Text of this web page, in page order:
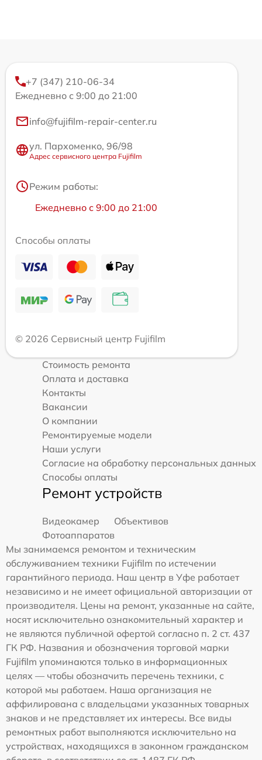
+7 (347) 210-06-34
Ежедневно с 9:00 до 21:00
info@fujifilm-repair-center.ru
ул. Пархоменко, 96/98
Адрес сервисного центра Fujifilm
Режим работы:
Ежедневно с 9:00 до 21:00
Способы оплаты
© 2026 Сервисный центр Fujifilm
Стоимость ремонта
Оплата и доставка
Контакты
Вакансии
О компании
Ремонтируемые модели
Наши услуги
Согласие на обработку персональных данных
Способы оплаты
Ремонт устройств
Видеокамер
Объективов
Фотоаппаратов
Мы занимаемся ремонтом и техническим
обслуживанием техники Fujifilm по истечении
гарантийного периода. Наш центр в Уфе работает
независимо и не имеет официальной авторизации от
производителя. Цены на ремонт, указанные на сайте,
носят исключительно ознакомительный характер и
не являются публичной офертой согласно п. 2 ст. 437
ГК РФ. Названия и обозначения торговой марки
Fujifilm упоминаются только в информационных
целях — чтобы обозначить перечень техники, с
которой мы работаем. Наша организация не
аффилирована с владельцами указанных товарных
знаков и не представляет их интересы. Все виды
ремонтных работ выполняются исключительно на
устройствах, находящихся в законном гражданском